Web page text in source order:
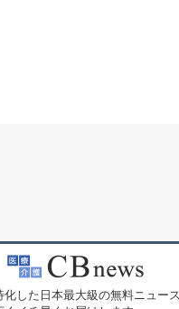
した日本最大級の無料ニュース